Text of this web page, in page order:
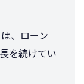
、ローン
を続けてい